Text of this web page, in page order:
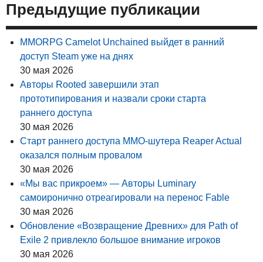
Предыдущие публикации
MMORPG Camelot Unchained выйдет в ранний
доступ Steam уже на днях
30 мая 2026
Авторы Rooted завершили этап
прототипирования и назвали сроки старта
раннего доступа
30 мая 2026
Старт раннего доступа MMO-шутера Reaper Actual
оказался полным провалом
30 мая 2026
«Мы вас прикроем» — Авторы Luminary
самоиронично отреагировали на перенос Fable
30 мая 2026
Обновление «Возвращение Древних» для Path of
Exile 2 привлекло большое внимание игроков
30 мая 2026